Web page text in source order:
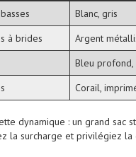
Blanc, gris
à brides Argent
Bleu profond,
Corail,
dynamique : un grand sac
la surcharge et privilégiez la